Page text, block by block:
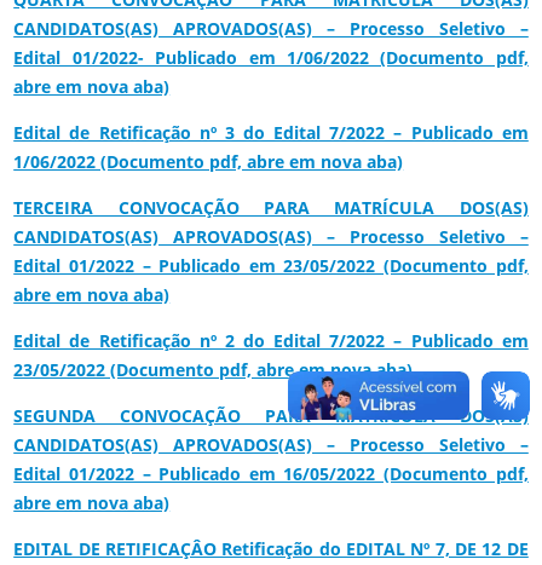
CANDIDATOS(AS) APROVADOS(AS) – Processo Seletivo –
Edital 01/2022- Publicado em 1/06/2022 (Documento pdf,
abre em nova aba)
Edital de Retificação nº 3 do Edital 7/2022 – Publicado em
1/06/2022 (Documento pdf, abre em nova aba)
TERCEIRA CONVOCAÇÃO PARA MATRÍCULA DOS(AS)
CANDIDATOS(AS) APROVADOS(AS) – Processo Seletivo –
Edital 01/2022 – Publicado em 23/05/2022 (Documento pdf,
abre em nova aba)
Edital de Retificação nº 2 do Edital 7/2022 – Publicado em
23/05/2022 (Documento pdf, abre em nova aba)
SEGUNDA CONVOCAÇÃO PARA MATRÍCULA DOS(AS)
CANDIDATOS(AS) APROVADOS(AS) – Processo Seletivo –
Edital 01/2022 – Publicado em 16/05/2022 (Documento pdf,
abre em nova aba)
EDITAL DE RETIFICAÇÂO Retificação do EDITAL Nº 7, DE 12 DE